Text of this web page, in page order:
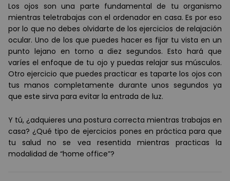
Los ojos son una parte fundamental de tu organismo
mientras teletrabajas con el ordenador en casa. Es por eso
por lo que no debes olvidarte de los ejercicios de relajación
ocular. Uno de los que puedes hacer es fijar tu vista en un
punto lejano en torno a diez segundos. Esto haráque
varíes el enfoque de tu ojo y puedas relajar sus músculos.
Otro ejercicio que puedes practicar es taparte los ojos con
tus manos completamente durante unos segundos ya
que este sirva para evitar la entrada de luz.
Y tú, ¿adquieres una postura correcta mientras trabajas en
casa? ¿Qué tipo de ejercicios pones en práctica para que
tu salud no se vea resentida mientras practicas la
modalidad de “home office”?